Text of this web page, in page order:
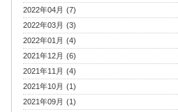
2022年04月 (7)
2022年03月 (3)
2022年01月 (4)
2021年12月 (6)
2021年11月 (4)
2021年10月 (1)
2021年09月 (1)